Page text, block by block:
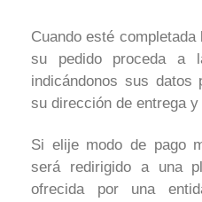
Cuando esté
su pedido proceda a
indicándonos sus datos
su dirección de entrega
Si elije modo de pago
será redirigido a una
ofrecida por una